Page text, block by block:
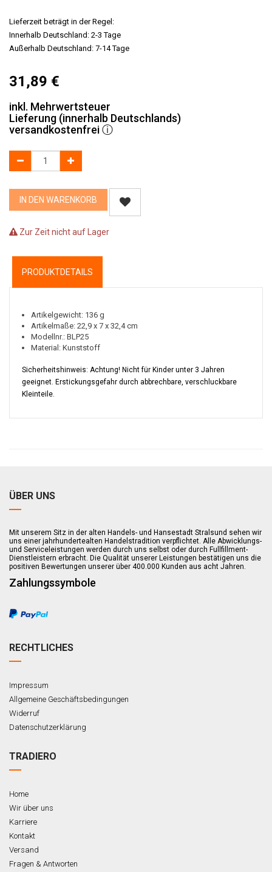
Lieferzeit beträgt in der Regel:
Innerhalb Deutschland: 2-3 Tage
Außerhalb Deutschland: 7-14 Tage
31,89 €
inkl. Mehrwertsteuer
Lieferung (innerhalb Deutschlands)
versandkostenfreiⓘ
IN DEN WARENKORB
Zur Zeit nicht auf Lager
PRODUKTDETAILS
Artikelgewicht: 136 g
Artikelmaße: 22,9 x 7 x 32,4 cm
Modellnr.: BLP25
Material: Kunststoff
Sicherheitshinweis: Achtung! Nicht für Kinder unter 3 Jahren
geeignet. Erstickungsgefahr durch abbrechbare, verschluckbare
Kleinteile.
ÜBER UNS
Mit unserem Sitz in der alten Handels- und Hansestadt Stralsund sehen wir
uns einer jahrhundertealten Handelstradition verpflichtet. Alle Abwicklungs-
und Serviceleistungen werden durch uns selbst oder durch Fullfillment-
Dienstleistern erbracht. Die Qualität unserer Leistungen bestätigen uns die
positiven Bewertungen unserer über 400.000 Kunden aus acht Jahren.
Zahlungssymbole
RECHTLICHES
Impressum
Allgemeine Geschäftsbedingungen
Widerruf
Datenschutzerklärung
TRADIERO
Home
Wir über uns
Karriere
Kontakt
Versand
Fragen & Antworten